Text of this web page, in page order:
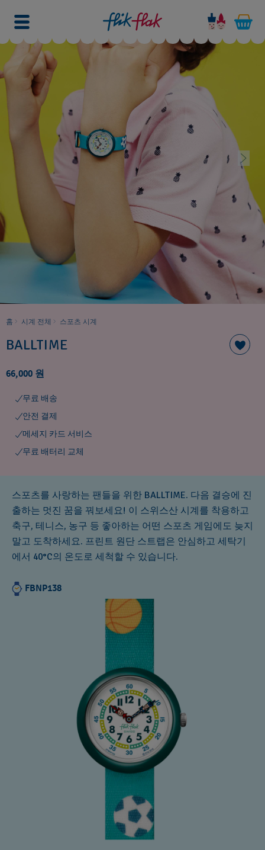
홈 시계 전체 스포츠 시계
BALLTIME
66,000 원
무료 배송
안전 결제
메세지 카드 서비스
무료 배터리 교체
스포츠를 사랑하는 팬들을 위한 BALLTIME. 다음 결승에 진
출하는 멋진 꿈을 꿔보세요! 이 스위스산 시계를 착용하고
축구, 테니스, 농구 등 좋아하는 어떤 스포츠 게임에도 늦지
말고 도착하세요. 프린트 원단 스트랩은 안심하고 세탁기
에서 40°C의 온도로 세척할 수 있습니다.
FBNP138